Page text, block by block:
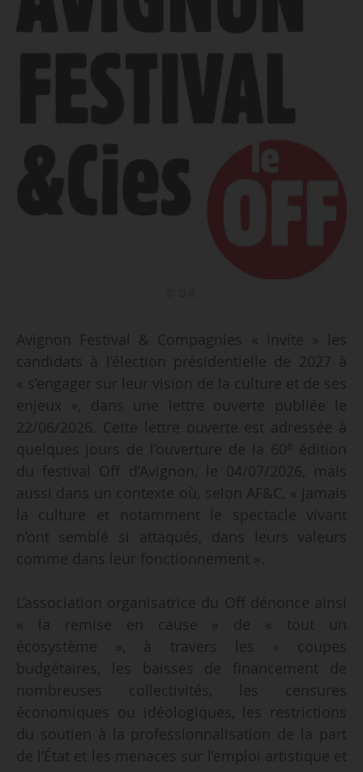
Avignon Festival & Compagnies « invite » les
candidats à l’élection présidentielle de 2027 à
« s’engager sur leur vision de la culture et de ses
enjeux », dans une lettre ouverte publiée le
22/06/2026. Cette lettre ouverte est adressée à
quelques jours de l’ouverture de la 60e édition
du festival Off d’Avignon, le 04/07/2026, mais
aussi dans un contexte où, selon AF&C, « jamais
la culture et notamment le spectacle vivant
n’ont semblé si attaqués, dans leurs valeurs
comme dans leur fonctionnement ».
L’association organisatrice du Off dénonce ainsi
« la remise en cause » de « tout un
écosystème », à travers les « coupes
budgétaires, les baisses de financement de
nombreuses collectivités, les censures
économiques ou idéologiques, les restrictions
du soutien à la professionnalisation de la part
de l’État et les menaces sur l’emploi artistique et